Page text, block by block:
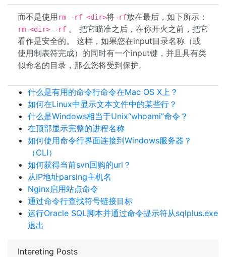
Intereting Posts
而不是使用rm -rf <dir>将-rf放在最后，如下所示：
rm <dir> -rf 。 把它瞄准之后，在你开火之前，把它
看作是安全的。 这样，如果您在input目录名称（或
使用制表符完成）的同时有一个input键，并且具有类
似命名的目录，那么您将受到保护。
什么是有用的命令行命令在Mac OS X上？
如何在Linux中显示文本文件中的某些行？
什么是Windows相当于Unix“whoami”命令？
在顶部显示完整的进程名称
如何使用命令行界面连接到Windows服务器？
（CLI）
如何获得当前svn回购的url？
从IP地址parsing主机名
Nginx启用站点命令
通过命令行查找符号链接目标
运行Oracle SQL脚本并通过命令提示符从sqlplus.exe
退出